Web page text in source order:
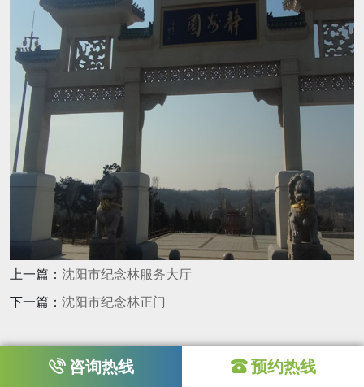
上一篇： 沈阳市纪念林服务大厅
下一篇： 沈阳市纪念林正门
咨询热线 预约热线